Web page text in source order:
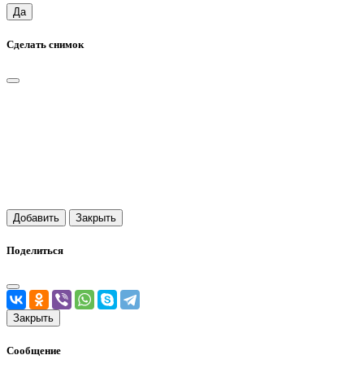
Да
Сделать снимок
Добавить Закрыть
Поделиться
Закрыть
Сообщение